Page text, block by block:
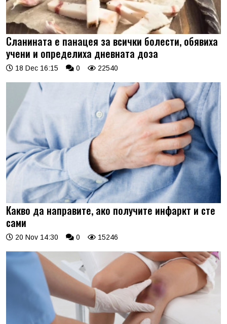
Сланината е панацея за всички болести, обявиха
учени и определиха дневната доза
18 Dec 16:15 0 22540
Какво да направите, ако получите инфаркт и сте
сами
20 Nov 14:30 0 15246